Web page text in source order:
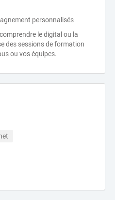
personnalisés
le digital ou la
des sessions de formation
ou vos équipes.